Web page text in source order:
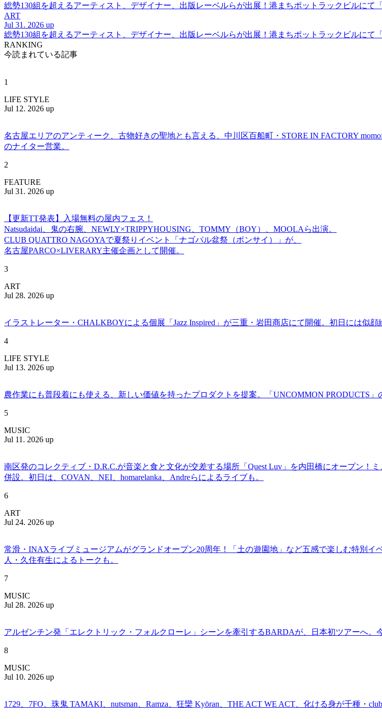
総勢130組を超えるアーティスト、デザイナー、出版レーベルらが出展！港まちポットラックビルにて
ART
Jul 31. 2026 up
総勢130組を超えるアーティスト、デザイナー、出版レーベルらが出展！港まちポットラックビルにて
RANKING
今読まれている記事
1
LIFE STYLE
Jul 12. 2026 up
名古屋エリアのアンティーク、古物好きの聖地とも言える、中川区百船町・STORE IN FACTORY
のナイター営業。
2
FEATURE
Jul 31. 2026 up
【更新TT発表】入場無料の屋内フェス！
Natsudaidai、鬼の右腕、NEWLY×TRIPPYHOUSING、TOMMY（BOY）、MOOLAら出演。
CLUB QUATTRO NAGOYAで夏祭りイベント「ナゴパル盆祭（ボンサイ）」が、
名古屋PARCO×LIVERARY主催企画として開催。
3
ART
Jul 28. 2026 up
イラストレーター・CHALKBOYによる個展「Jazz Inspired」が三重・岩田商店にて開催。初日には似顔
4
LIFE STYLE
Jul 13. 2026 up
農作業にも普段着にも使える、新しい価値を持ったプロダクトを提案。「UNCOMMON PRODUCTS」
5
MUSIC
Jul 11. 2026 up
南区発のコレクティブ・D.R.C.が⾳楽と⾷と⽂化が交差する場所「Quest Luv」を内田橋にオープン！
併設。初日は、COVAN、NEI、homarelanka、Andreらによるライブも。
6
ART
Jul 24. 2026 up
常滑・INAXライブミュージアムがグランドオープン20周年！「土の遊園地」など五感で楽しむ特別
人・久住有生によるトークも。
7
MUSIC
Jul 28. 2026 up
アルゼンチン発「エレクトリック・フォルクローレ」シーンを牽引するBARDAが、日本初ツアーへ。
8
MUSIC
Jul 10. 2026 up
1729、7FO、珠鬼 TAMAKI、nutsman、Ramza、狂欒 Kyōran、THE ACT WE ACT、化ける身が千種・